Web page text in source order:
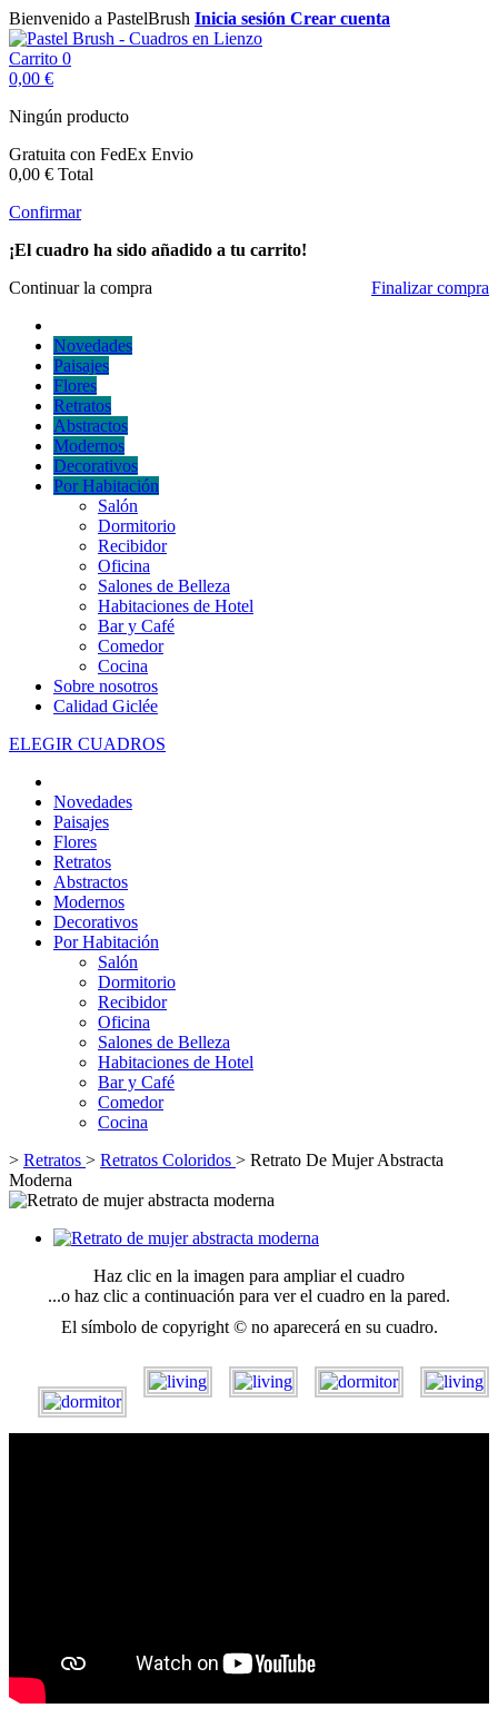
Bienvenido a PastelBrush Inicia sesión Crear cuenta
Carrito 0
0,00 €
Ningún producto
Gratuita con FedEx Envio
0,00 € Total
Confirmar
¡El cuadro ha sido añadido a tu carrito!
Continuar la compra
Finalizar compra
Novedades
Paisajes
Flores
Retratos
Abstractos
Modernos
Decorativos
Por Habitación
Salón
Dormitorio
Recibidor
Oficina
Salones de Belleza
Habitaciones de Hotel
Bar y Café
Comedor
Cocina
Sobre nosotros
Calidad Giclée
ELEGIR CUADROS
Novedades
Paisajes
Flores
Retratos
Abstractos
Modernos
Decorativos
Por Habitación
Salón
Dormitorio
Recibidor
Oficina
Salones de Belleza
Habitaciones de Hotel
Bar y Café
Comedor
Cocina
> Retratos > Retratos Coloridos > Retrato De Mujer Abstracta
Moderna
Haz clic en la imagen para ampliar el cuadro
...o haz clic a continuación para ver el cuadro en la pared.
El símbolo de copyright © no aparecerá en su cuadro.